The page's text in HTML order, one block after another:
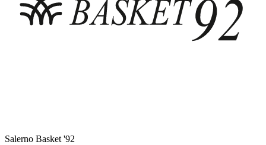
Salerno Basket '92